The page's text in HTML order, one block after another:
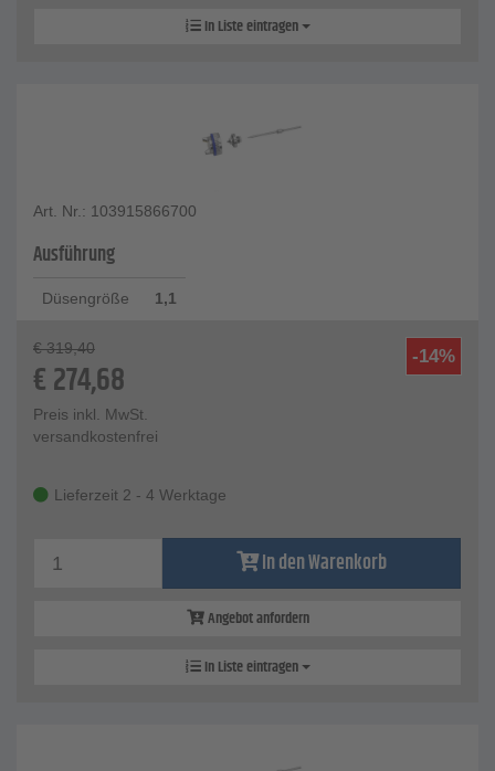
In Liste eintragen
Art. Nr.: 103915866700
Ausführung
Düsengröße 1,1
-14%
€ 319,40
€274,68
Preis inkl. MwSt.
versandkostenfrei
Lieferzeit 2 - 4 Werktage
In den Warenkorb
Angebot anfordern
In Liste eintragen